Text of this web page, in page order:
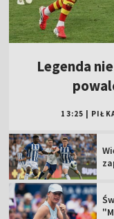
Legenda
13:25